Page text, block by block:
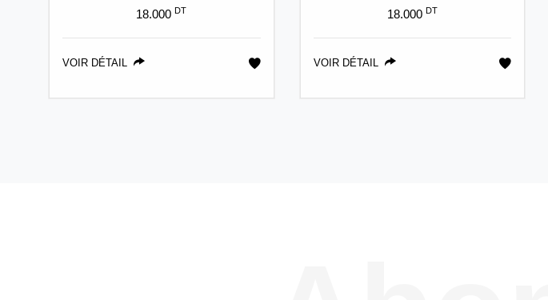
18.000 DT
VOIR DÉTAIL
18.000 DT
VOIR DÉTAIL